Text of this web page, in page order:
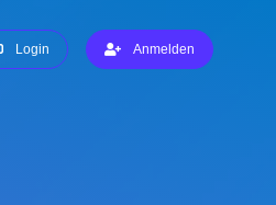
Login Anmelden